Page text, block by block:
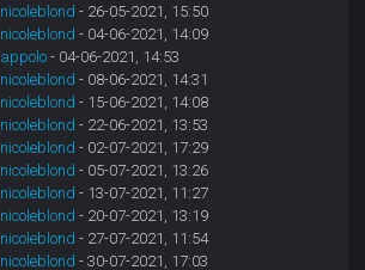
nicoleblond - 26-05-2021, 15:50
nicoleblond - 04-06-2021, 14:09
appolo - 04-06-2021, 14:53
nicoleblond - 08-06-2021, 14:31
nicoleblond - 15-06-2021, 14:08
nicoleblond - 22-06-2021, 13:53
nicoleblond - 02-07-2021, 17:29
nicoleblond - 05-07-2021, 13:26
nicoleblond - 13-07-2021, 11:27
nicoleblond - 20-07-2021, 13:19
nicoleblond - 27-07-2021, 11:54
nicoleblond - 30-07-2021, 17:03